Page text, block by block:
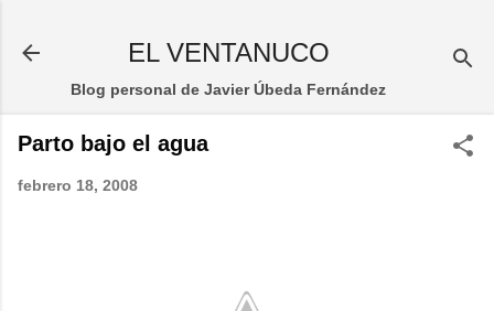
EL VENTANUCO
Blog personal de Javier Úbeda Fernández
Parto bajo el agua
febrero 18, 2008